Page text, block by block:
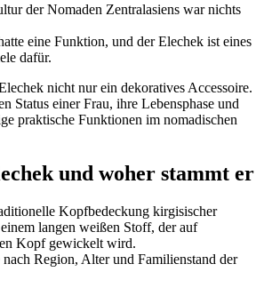
der Nomaden Zentralasiens war nichts
eine Funktion, und der Elechek ist eines
dafür.
nicht nur ein dekoratives Accessoire.
Status einer Frau, ihre Lebensphase und
praktische Funktionen im nomadischen
und woher stammt er
Kopfbedeckung kirgisischer
langen weißen Stoff, der auf
Kopf gewickelt wird.
Region, Alter und Familienstand der